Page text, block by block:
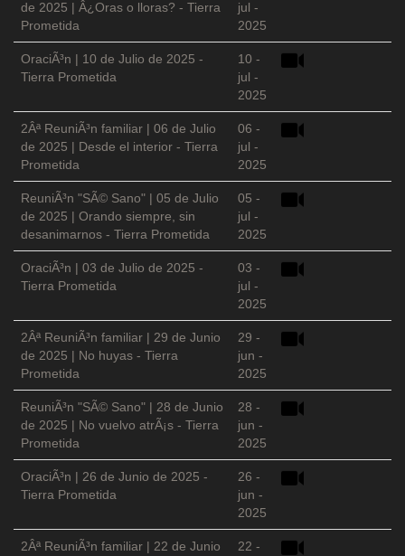
de 2025 | Â¿Oras o lloras? - Tierra
Prometida
jul -
2025
OraciÃ³n | 10 de Julio de 2025 -
Tierra Prometida
10 -
jul -
2025
2Âª ReuniÃ³n familiar | 06 de Julio
de 2025 | Desde el interior - Tierra
Prometida
06 -
jul -
2025
ReuniÃ³n "SÃ© Sano" | 05 de Julio
de 2025 | Orando siempre, sin
desanimarnos - Tierra Prometida
05 -
jul -
2025
OraciÃ³n | 03 de Julio de 2025 -
Tierra Prometida
03 -
jul -
2025
2Âª ReuniÃ³n familiar | 29 de Junio
de 2025 | No huyas - Tierra
Prometida
29 -
jun -
2025
ReuniÃ³n "SÃ© Sano" | 28 de Junio
de 2025 | No vuelvo atrÃ¡s - Tierra
Prometida
28 -
jun -
2025
OraciÃ³n | 26 de Junio de 2025 -
Tierra Prometida
26 -
jun -
2025
2Âª ReuniÃ³n familiar | 22 de Junio
22 -